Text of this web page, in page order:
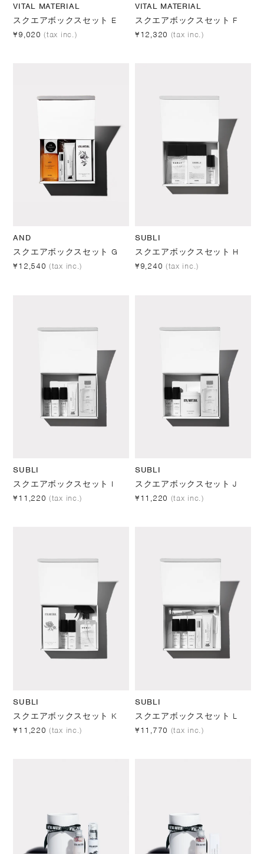
VITAL MATERIAL
スクエアボックスセット E
¥9,020 (tax inc.)
VITAL MATERIAL
スクエアボックスセット F
¥12,320 (tax inc.)
AND
スクエアボックスセット G
¥12,540 (tax inc.)
SUBLI
スクエアボックスセット H
¥9,240 (tax inc.)
SUBLI
スクエアボックスセット I
¥11,220 (tax inc.)
SUBLI
スクエアボックスセット J
¥11,220 (tax inc.)
SUBLI
スクエアボックスセット K
¥11,220 (tax inc.)
SUBLI
スクエアボックスセット L
¥11,770 (tax inc.)